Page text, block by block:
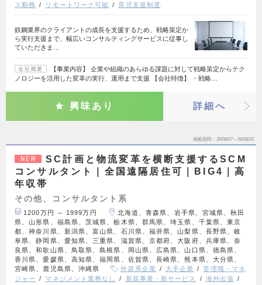
ス勤務
リモートワーク可能 育児支援制度
鉄鋼業界のクライアントの成長を支援するため、戦略策定か
ら実行支援まで、幅広いコンサルティングサービスに従事し
ていただきま…
会社概要
【事業内容】 企業や組織のあらゆる課題に対して戦略策定からテク
ノロジーを活用した変革の実行、運用まで支援 【会社特徴】 ・戦略…
興味あり 詳細へ
掲載期間 26/08/07～26/08/20
NEW
SC計画と物流変革を横断支援するSCM
コンサルタント｜全国遠隔居住可｜BIG4｜高
年収帯
その他、コンサルタント系
1200万円 ～ 1999万円
北海道、青森県、岩手県、宮城県、秋田
県、山形県、福島県、茨城県、栃木県、群馬県、埼玉県、千葉県、東京
都、神奈川県、新潟県、富山県、石川県、福井県、山梨県、長野県、岐
阜県、静岡県、愛知県、三重県、滋賀県、京都府、大阪府、兵庫県、奈
良県、和歌山県、鳥取県、島根県、岡山県、広島県、山口県、徳島県、
香川県、愛媛県、高知県、福岡県、佐賀県、長崎県、熊本県、大分県、
宮崎県、鹿児島県、沖縄県
外資系企業 大手企業
管理職・マネ
ジャー
マネジメント業務なし 新規事業・新サービス
海外出張